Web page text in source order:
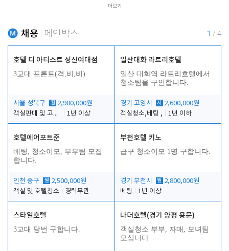
더보기
채용 메인박스 1 / 4
호텔 디 아티스트 성신여대점
3교대 프론트(격,비,비)
서울 성북구 월 2,900,000원
객실판매 및 고객응대
1년 이상
일산대화 라트리호텔
일산 대화역 라트리호텔에서
청소팀을 구인합니다.
경기 고양시 시
2,600,000원
객실청소,베팅 ,
1년 이하
호텔에어포트준
베팅, 청소이모, 부부팀 모집
합니다.
인천 중구 월 2,500,000원
객실 및 호텔청소
경력무관
부천호텔 키노
급구 청소이모 1명 구합니다.
경기 부천시 월 2,800,000원
베팅
1년 이상
스타일호텔
3교대 당번 구합니다.
나더호텔(경기 양평 용문)
객실청소 부부, 자매, 모녀팀
모십니다.